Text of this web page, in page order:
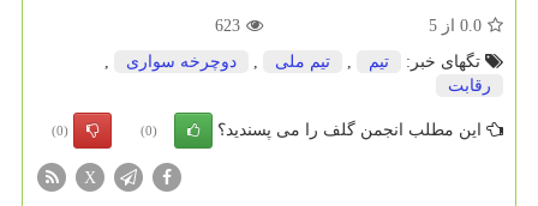
0.0 از 5
623
تگهای خبر:
تیم تیم ملی دوچرخه سواری
رقابت
این مطلب انجمن گلف را می پسندید؟ (0)
(0)
X